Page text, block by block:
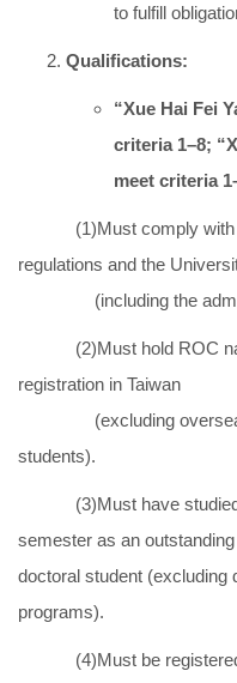
to fulfill
Qualifications:
“Xue Hai Fei
criteria 1–8; “
meet criteria
(1)Must comply with
regulations and the
(including the
(2)Must hold ROC
registration in Taiwan
(excluding overseas
students).
(3)Must have studied
semester as an
doctoral student
programs).
(4)Must be registered